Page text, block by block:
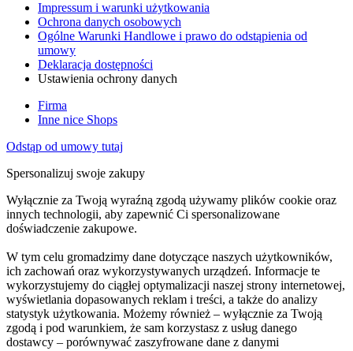
Impressum i warunki użytkowania
Ochrona danych osobowych
Ogólne Warunki Handlowe i prawo do odstąpienia od
umowy
Deklaracja dostępności
Ustawienia ochrony danych
Firma
Inne nice Shops
Odstąp od umowy tutaj
Spersonalizuj swoje zakupy
Wyłącznie za Twoją wyraźną zgodą używamy plików cookie oraz
innych technologii, aby zapewnić Ci spersonalizowane
doświadczenie zakupowe.
W tym celu gromadzimy dane dotyczące naszych użytkowników,
ich zachowań oraz wykorzystywanych urządzeń. Informacje te
wykorzystujemy do ciągłej optymalizacji naszej strony internetowej,
wyświetlania dopasowanych reklam i treści, a także do analizy
statystyk użytkowania. Możemy również – wyłącznie za Twoją
zgodą i pod warunkiem, że sam korzystasz z usług danego
dostawcy – porównywać zaszyfrowane dane z danymi